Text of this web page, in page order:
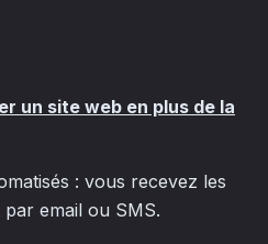
un site web en plus de la
: vous recevez les
email ou SMS.